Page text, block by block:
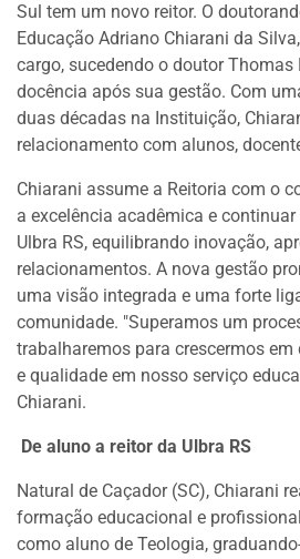
Sul tem um novo reitor. O
Educação Adriano Chiarani da
cargo, sucedendo o doutor Thomas
docência após sua gestão. Com
duas décadas na Instituição,
relacionamento com alunos,
Chiarani assume a Reitoria com o
a excelência acadêmica e
Ulbra RS, equilibrando inovação,
relacionamentos. A nova gestão
uma visão integrada e uma forte
comunidade. "Superamos um
trabalharemos para crescermos
e qualidade em nosso serviço
Chiarani.
De aluno a reitor da Ulbra RS
Natural de Caçador (SC), Chiarani
formação educacional e
como aluno de Teologia,